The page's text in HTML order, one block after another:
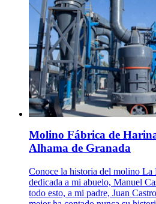
Molino Fábrica de
Alhama de Granada
Conoce la historia del molino La
dedicada a mi abuelo, Manuel
todo esto, a mi padre, Juan